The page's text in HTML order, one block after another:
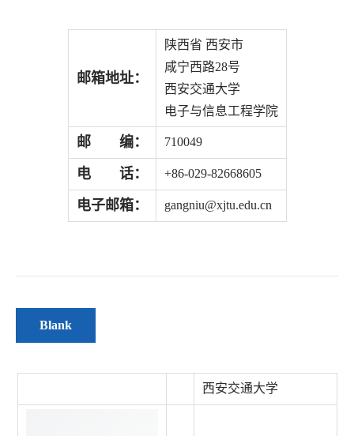
邮箱地址：
陕西省 西安市
咸宁西路28号
西安交通大学
电子与信息工程学院
邮 编： 710049
电 话： +86-029-82668605
电子邮箱： gangniu@xjtu.edu.cn
Blank
西安交通大学